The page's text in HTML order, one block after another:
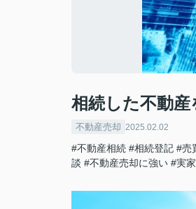
相続した不動
不動産売却 2025.02.02
#不動産相続 #相続登記 #売
談 #不動産売却に強い #実